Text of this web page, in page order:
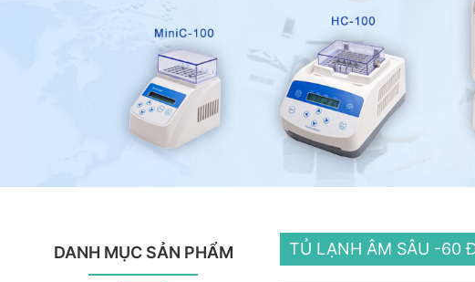
DANH MỤC SẢN PHẨM TỦ LẠNH ÂM SÂU -60